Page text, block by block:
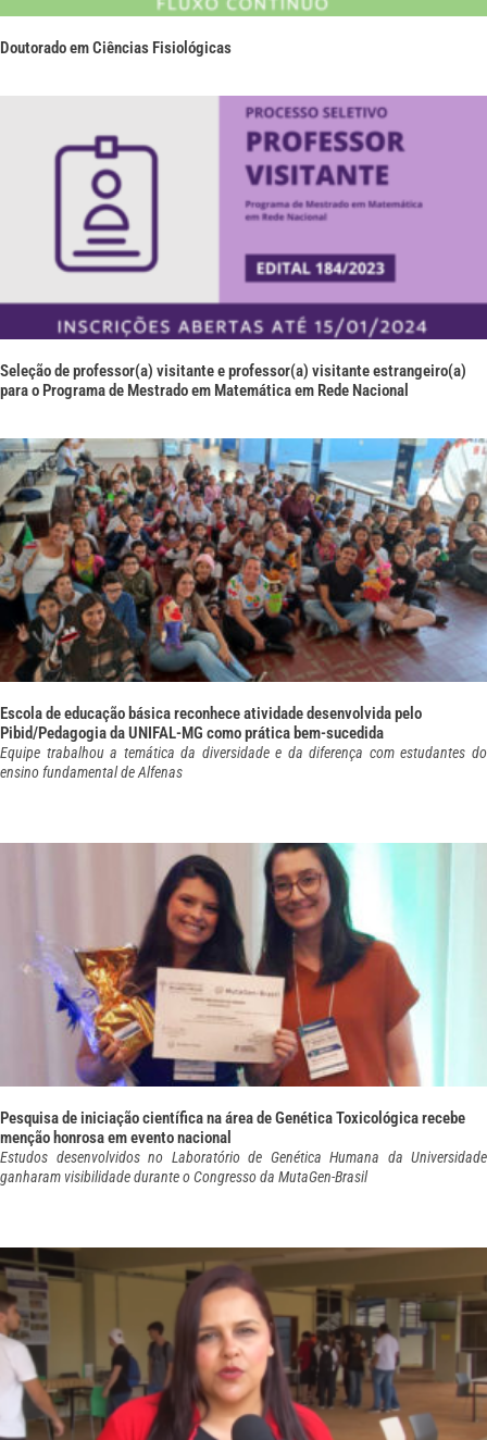
Doutorado em Ciências Fisiológicas
Seleção de professor(a) visitante e professor(a) visitante estrangeiro(a)
para o Programa de Mestrado em Matemática em Rede Nacional
Escola de educação básica reconhece atividade desenvolvida pelo
Pibid/Pedagogia da UNIFAL-MG como prática bem-sucedida
Equipe trabalhou a temática da diversidade e da diferença com estudantes do
ensino fundamental de Alfenas
Pesquisa de iniciação científica na área de Genética Toxicológica recebe
menção honrosa em evento nacional
Estudos desenvolvidos no Laboratório de Genética Humana da Universidade
ganharam visibilidade durante o Congresso da MutaGen-Brasil